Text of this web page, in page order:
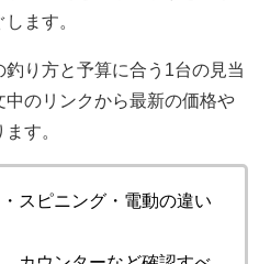
ます。
り方と予算に合う1台の見当
のリンクから最新の価格や
す。
スピニング・電動の違い